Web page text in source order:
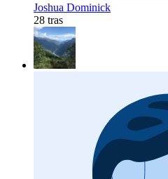
Joshua Dominick
28 tras